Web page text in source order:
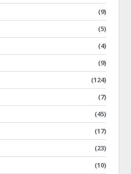
(9)
(5)
(4)
(9)
(124)
(7)
(45)
(17)
(23)
(10)